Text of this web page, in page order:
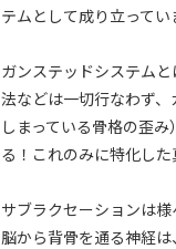
テムとして成り立ってい
ガンステッドシステム
法などは一切行なわず
しまっている骨格の歪
る！これのみに特化した
サブラクセーションは様
脳から背骨を通る神経